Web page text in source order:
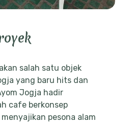
salah satu objek
yang baru hits dan
Jogja hadir
cafe berkonsep
pesona alam